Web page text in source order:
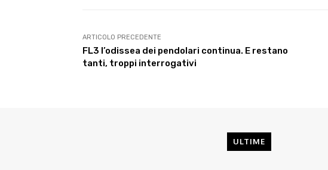
ARTICOLO PRECEDENTE
FL3 l’odissea dei pendolari continua. E restano
tanti, troppi interrogativi
ULTIME